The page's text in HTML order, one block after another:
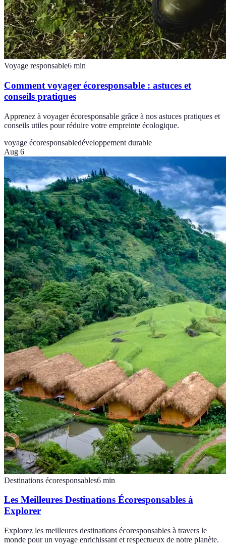
Voyage responsable6 min
Comment voyager écoresponsable : astuces et
conseils pratiques
Apprenez à voyager écoresponsable grâce à nos astuces pratiques et
conseils utiles pour réduire votre empreinte écologique.
voyage écoresponsabledéveloppement durable
Aug 6
Destinations écoresponsables6 min
Les Meilleures Destinations Écoresponsables à
Explorer
Explorez les meilleures destinations écoresponsables à travers le
monde pour un voyage enrichissant et respectueux de notre planète.